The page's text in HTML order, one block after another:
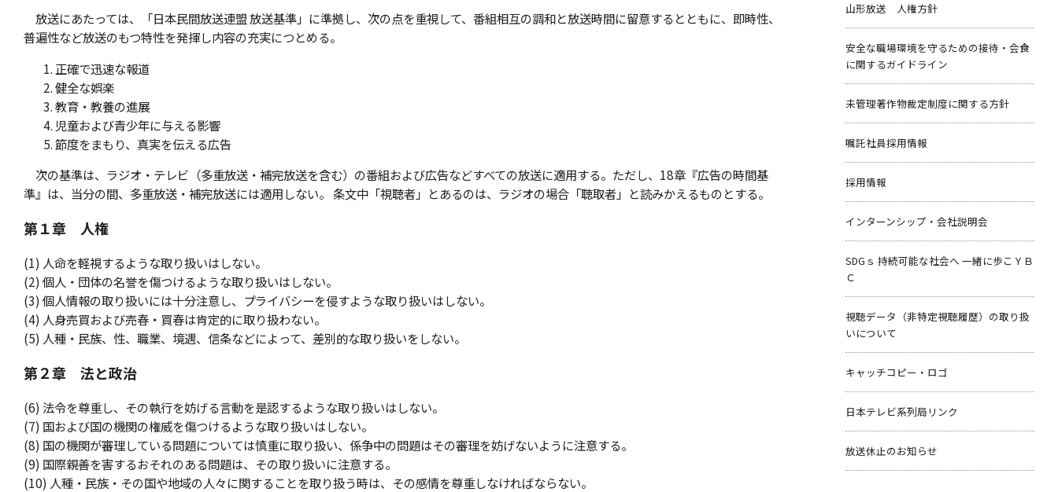
放送にあたっては、「日本民間放送連盟 放送基準」に準拠し、次の点を重視して、番組相互の調和と放送時間に留意するとともに、即時性、
普遍性など放送のもつ特性を発揮し内容の充実につとめる。
正確で迅速な報道
健全な娯楽
教育・教養の進展
児童および青少年に与える影響
節度をまもり、真実を伝える広告
次の基準は、ラジオ・テレビ（多重放送・補完放送を含む）の番組および広告などすべての放送に適用する。ただし、18章『広告の時間基
準』は、当分の間、多重放送・補完放送には適用しない。 条文中「視聴者」とあるのは、ラジオの場合「聴取者」と読みかえるものとする。
第１章 人権
(1) 人命を軽視するような取り扱いはしない。
(2) 個人・団体の名誉を傷つけるような取り扱いはしない。
(3) 個人情報の取り扱いには十分注意し、プライバシーを侵すような取り扱いはしない。
(4) 人身売買および売春・買春は肯定的に取り扱わない。
(5) 人種・民族、性、職業、境遇、信条などによって、差別的な取り扱いをしない。
第２章 法と政治
(6) 法令を尊重し、その執行を妨げる言動を是認するような取り扱いはしない。
(7) 国および国の機関の権威を傷つけるような取り扱いはしない。
(8) 国の機関が審理している問題については慎重に取り扱い、係争中の問題はその審理を妨げないように注意する。
(9) 国際親善を害するおそれのある問題は、その取り扱いに注意する。
(10) 人種・民族・その国や地域の人々に関することを取り扱う時は、その感情を尊重しなければならない。
山形放送 人権方針
安全な職場環境を守るための接待・会食
に関するガイドライン
未管理著作物裁定制度に関する方針
嘱託社員採用情報
採用情報
インターンシップ・会社説明会
SDGｓ 持続可能な社会へ 一緒に歩こＹＢ
Ｃ
視聴データ（非特定視聴履歴）の取り扱
いについて
キャッチコピー・ロゴ
日本テレビ系列局リンク
放送休止のお知らせ